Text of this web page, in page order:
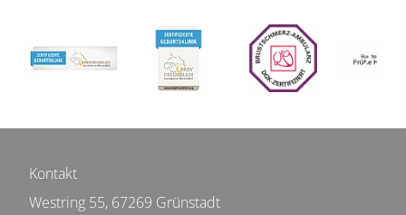
Kontakt
Westring 55, 67269 Grünstadt